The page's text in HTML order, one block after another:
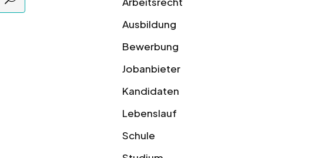
Ausbildung
Bewerbung
Jobanbieter
Kandidaten
Lebenslauf
Schule